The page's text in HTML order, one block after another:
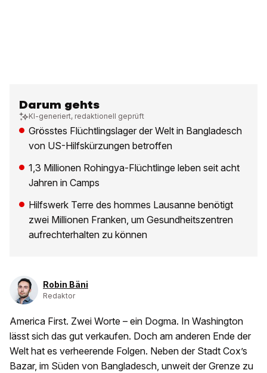
Darum gehts
KI-generiert, redaktionell geprüft
Grösstes Flüchtlingslager der Welt in Bangladesch
von US-Hilfskürzungen betroffen
1,3 Millionen Rohingya-Flüchtlinge leben seit acht
Jahren in Camps
Hilfswerk Terre des hommes Lausanne benötigt
zwei Millionen Franken, um Gesundheitszentren
aufrechterhalten zu können
Robin Bäni
Redaktor
America First. Zwei Worte – ein Dogma. In Washington
lässt sich das gut verkaufen. Doch am anderen Ende der
Welt hat es verheerende Folgen. Neben der Stadt Cox’s
Bazar, im Süden von Bangladesch, unweit der Grenze zu